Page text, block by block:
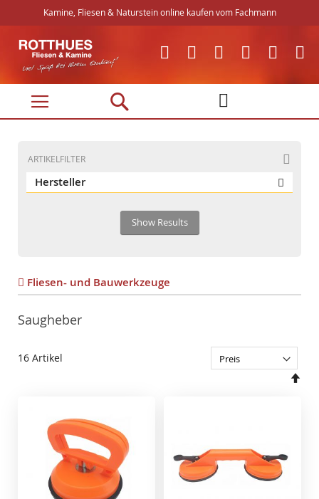
Kamine, Fliesen & Naturstein online kaufen vom Fachmann
Direkt
zum
Inhalt
Saugheber
16 Artikel
ARTIKELFILTER
Hersteller
Show Results
Fliesen- und Bauwerkzeuge